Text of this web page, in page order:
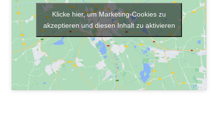
Klicke hier, um Marketing-Cookies zu
akzeptieren und diesen Inhalt zu aktivieren